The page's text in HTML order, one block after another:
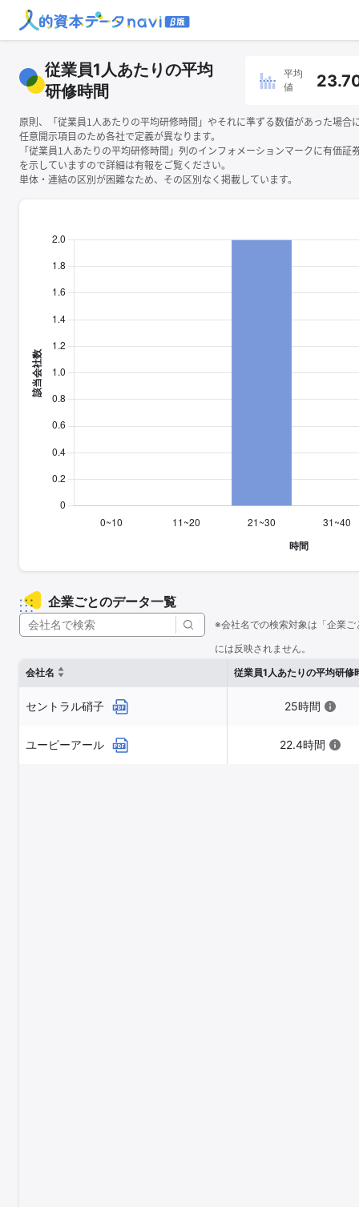
従業員1人あたりの平均
研修時間
平均
値
原則、「従業員1人あたりの平均研修時間」やそれに準ずる数値があった場合
任意開示項目のため各社で定義が異なります。
「従業員1人あたりの平均研修時間」列のインフォメーションマークに有価証
を示していますので詳細は有報をご覧ください。
単体・連結の区別が困難なため、その区別なく掲載しています。
企業ごとのデータ一覧
※会社名での検索対象は「企業
には反映されません。
会社名
従業員1人あたりの平均研修
セントラル硝子 25時間
ユーピーアール 22.4時間